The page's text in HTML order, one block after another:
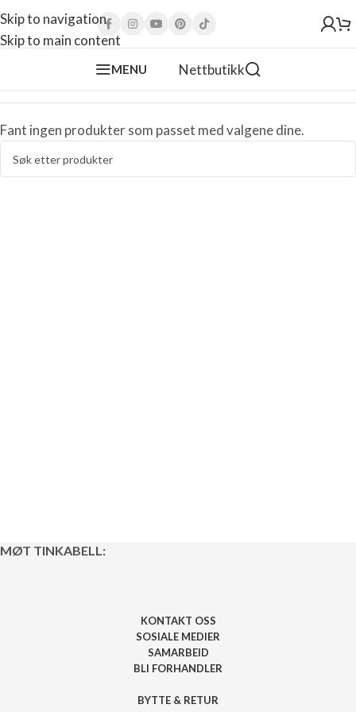
Skip to navigation
Skip to main content
MENU Nettbutikk
Fant ingen produkter som passet med valgene dine.
MØT TINKABELL:
KONTAKT OSS
SOSIALE MEDIER
SAMARBEID
BLI FORHANDLER
BYTTE & RETUR